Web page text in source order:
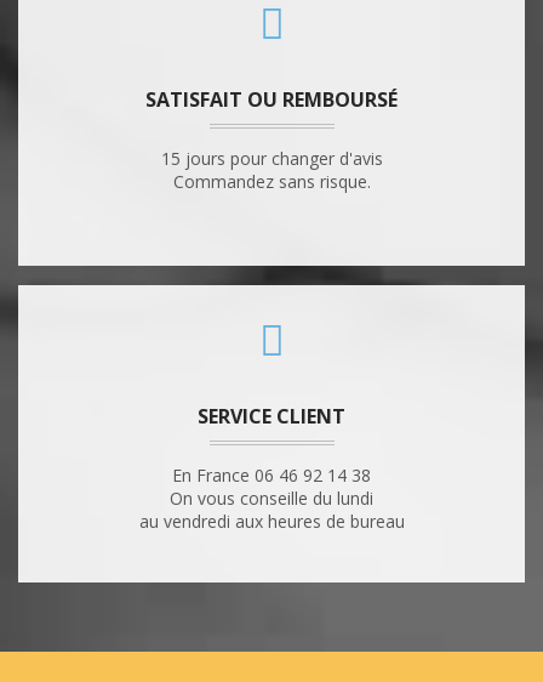
SATISFAIT OU REMBOURSÉ
15 jours pour changer d'avis
Commandez sans risque.
SERVICE CLIENT
En France 06 46 92 14 38
On vous conseille du lundi
au vendredi aux heures de bureau